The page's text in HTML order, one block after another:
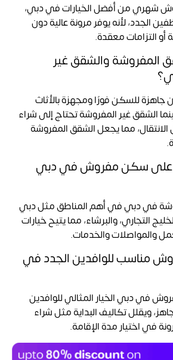
شهري من أفضل الخيارات في دبي،
الجدد، لأنه يوفر مرونة عالية دون
أو التزامات معقدة.
المفروشة والشقق غير
للسكن فورًا ومجهزة بالأثاث
الشقق غير المفروشة تحتاج إلى شراء
مما يجعل الشقق المفروشة
على سكن مفروش في دبي
في دبي في أهم المناطق مثل دبي
التجاري، والبرشاء، مما يتيح خيارات
والمواصلات والخدمات.
مناسب للوافدين الجدد في
في دبي الخيار المثالي للوافدين
ويقلل تكاليف البداية مثل شراء
في اختيار مدة الإقامة.